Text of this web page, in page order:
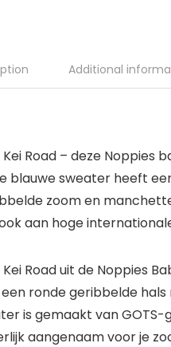
Additional
Road – deze Noppies
blauwe sweater heeft
zoom en
aan hoge
Road uit de Noppies
een ronde geribbelde
is gemaakt van
aangenaam voor je